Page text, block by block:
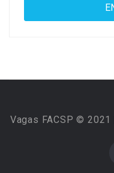
Vagas FACSP ©